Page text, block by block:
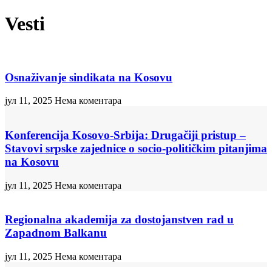
Vesti
Osnaživanje sindikata na Kosovu
јул 11, 2025 Нема коментара
Konferencija Kosovo-Srbija: Drugačiji pristup –
Stavovi srpske zajednice o socio-političkim pitanjima
na Kosovu
јул 11, 2025 Нема коментара
Regionalna akademija za dostojanstven rad u
Zapadnom Balkanu
јул 11, 2025 Нема коментара